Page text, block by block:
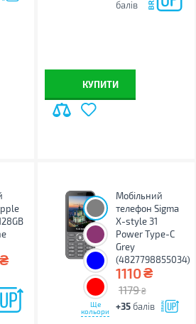
балів
КУПИТИ
₴
Ще
кольори
Мобільний
телефон Sigma
X-style 31
Power Type-C
Grey
(4827798855034)
1110₴
1179 ₴
+35 балів